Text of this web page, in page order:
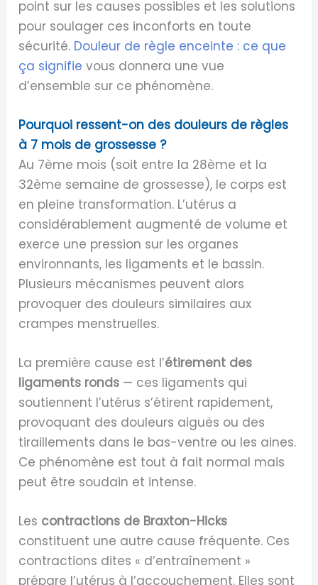
point sur les causes possibles et les solutions
pour soulager ces inconforts en toute
sécurité. Douleur de règle enceinte : ce que
ça signifie vous donnera une vue
d’ensemble sur ce phénomène.
Pourquoi ressent-on des douleurs de règles
à 7 mois de grossesse ?
Au 7ème mois (soit entre la 28ème et la
32ème semaine de grossesse), le corps est
en pleine transformation. L’utérus a
considérablement augmenté de volume et
exerce une pression sur les organes
environnants, les ligaments et le bassin.
Plusieurs mécanismes peuvent alors
provoquer des douleurs similaires aux
crampes menstruelles.
La première cause est l’étirement des
ligaments ronds — ces ligaments qui
soutiennent l’utérus s’étirent rapidement,
provoquant des douleurs aiguës ou des
tiraillements dans le bas-ventre ou les aines.
Ce phénomène est tout à fait normal mais
peut être soudain et intense.
Les contractions de Braxton-Hicks
constituent une autre cause fréquente. Ces
contractions dites « d’entraînement »
prépare l’utérus à l’accouchement. Elles sont